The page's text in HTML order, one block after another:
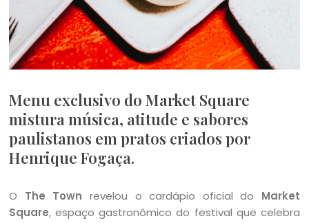
Menu exclusivo do Market Square
mistura música, atitude e sabores
paulistanos em pratos criados por
Henrique Fogaça.
O The Town revelou o cardápio oficial do Market
Square, espaço gastronômico do festival que celebra